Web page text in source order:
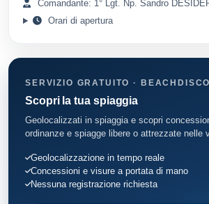
Comandante: 1° Lgt. Np. Sandro
Orari di apertura
SERVIZIO GRATUITO ·
Scopri la tua spiaggia
Geolocalizzati in spiaggia e scopri
ordinanze e spiagge libere o attrezzate nelle
Geolocalizzazione in tempo reale
Concessioni e visure a portata di mano
Nessuna registrazione richiesta